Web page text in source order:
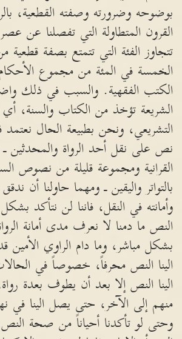
بوضوحه وضرورته وصفته القطعية،
القرون المتطاولة التي تفصلنا عن
تتجاوز الفئة التي تتمتع بصفة قطعية
الخمسة في المئة من مجموع
الكتب الفقهية. والسبب في ذلك
الشريعة تؤخذ من الكتاب والسنة،
التشريعي، ونحن بطبيعة الحال
نص على نقل أحد الرواة والمحدثين ـ
القرانية ومجموعة قليلة من نصوص
بالتواتر واليقين ـ ومهما حاولنا أن
وأمانته في النقل، فاننا لن نتأكد
النص ما دمنا لا نعرف مدى أمانة
بشكل مباشر، وما دام الراوي
الينا النص محرفاً، خصوصاً في
الينا النص إلا بعد أن يطوف بعدة
منهم إلى الآخر، حتى يصل الينا في
وحتى لو تأكدنا أحياناً من صحة